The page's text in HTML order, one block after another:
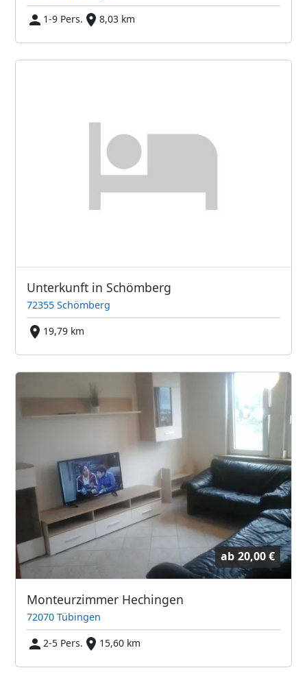
1-9 Pers.
8,03 km
Unterkunft in Schömberg
72355 Schömberg
19,79 km
ab 20,00 €
Monteurzimmer Hechingen
72070 Tübingen
2-5 Pers.
15,60 km